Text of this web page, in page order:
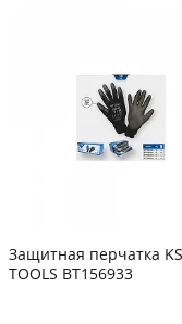
Защитная перчатка KS
TOOLS BT156933